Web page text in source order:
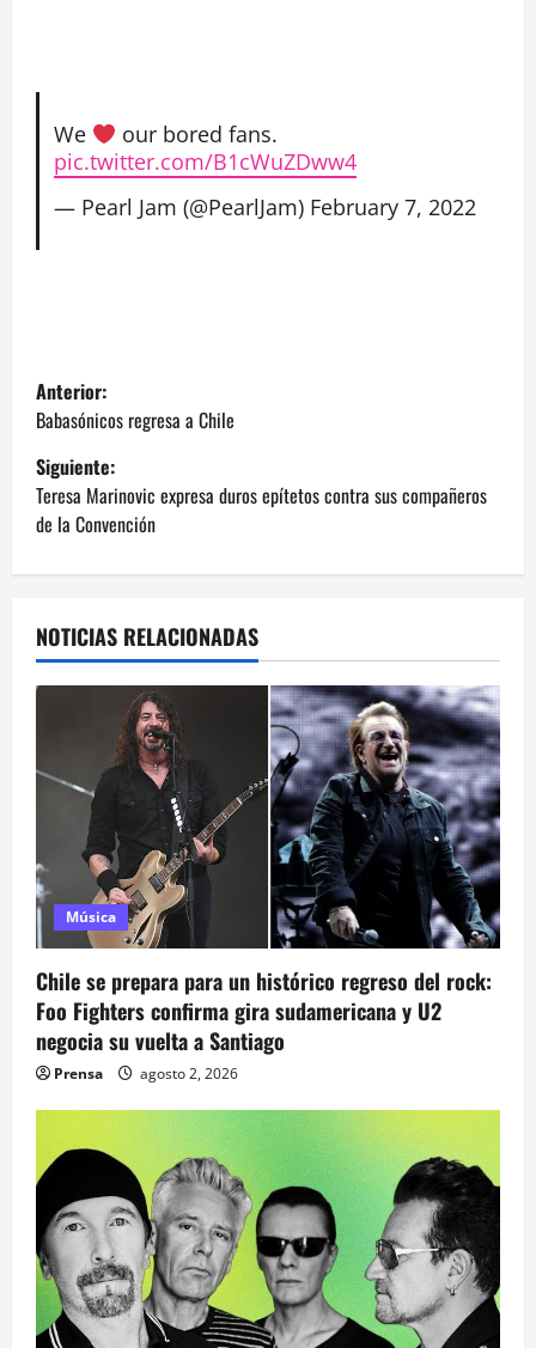
We
our bored fans.
pic.twitter.com/B1cWuZDww4
— Pearl Jam (@PearlJam) February 7, 2022
N
a
v
e
g
a
c
ó
d
e
e
n
t
a
d
a
s
Anterior:
Babasónicos regresa a Chile
Siguiente:
Teresa Marinovic expresa duros epítetos contra sus compañeros
de la Convención
NOTICIAS RELACIONADAS
Música
Chile se prepara para un histórico regreso del rock:
Foo Fighters confirma gira sudamericana y U2
negocia su vuelta a Santiago
Prensa agosto 2, 2026